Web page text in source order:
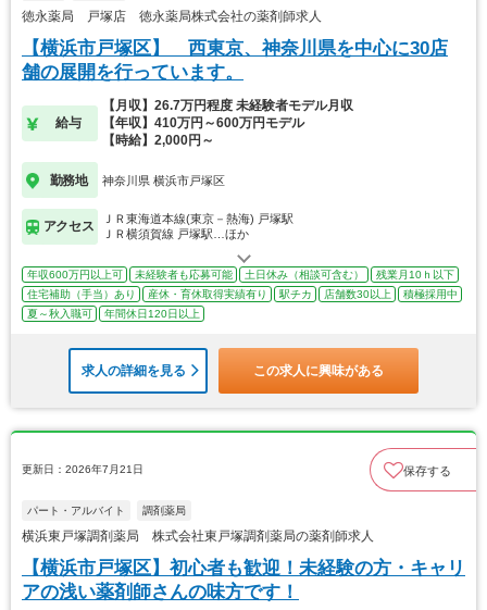
徳永薬局 戸塚店 徳永薬局株式会社の薬剤師求人
【横浜市戸塚区】 西東京、神奈川県を中心に30店
舗の展開を行っています。
給与
【月収】26.7万円程度 未経験者モデル月収
【年収】410万円～600万円モデル
【時給】2,000円～
勤務地 神奈川県 横浜市戸塚区
アクセス
ＪＲ東海道本線(東京－熱海) 戸塚駅
ＪＲ横須賀線 戸塚駅…ほか
年収600万円以上可 未経験者も応募可能 土日休み（相談可含む）
残業月10ｈ以下
住宅補助（手当）あり
産休・育休取得実績有り 駅チカ 店舗数30以上
積極採用中
夏～秋入職可
年間休日120日以上
求人の詳細を見る この求人に興味がある
更新日：2026年7月21日 保存する
パート・アルバイト 調剤薬局
横浜東戸塚調剤薬局 株式会社東戸塚調剤薬局の薬剤師求人
【横浜市戸塚区】初心者も歓迎！未経験の方・キャリ
アの浅い薬剤師さんの味方です！